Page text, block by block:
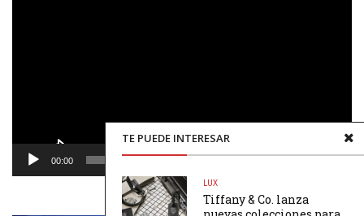
TE PUEDE INTERESAR
LUX
Tiffany & Co. lanza
00:00